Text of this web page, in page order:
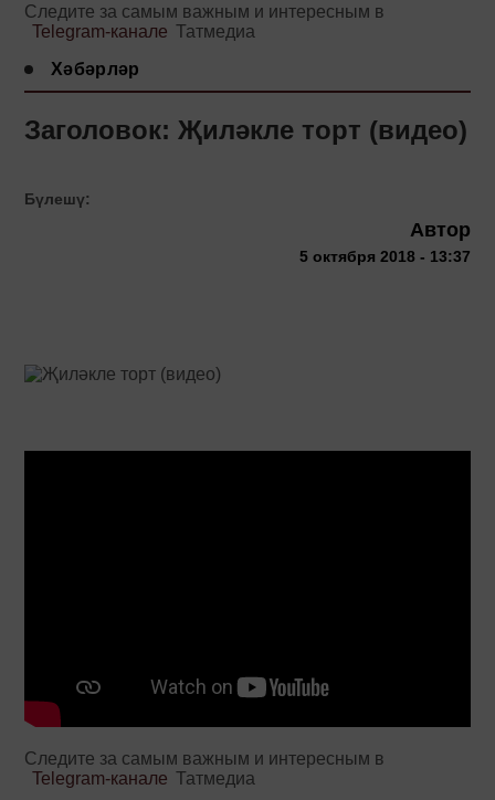
Следите за самым важным и интересным в
Telegram-канале Татмедиа
Хәбәрләр
Заголовок: Җиләкле торт (видео)
Бүлешү:
Автор
5 октября 2018 - 13:37
Следите за самым важным и интересным в
Telegram-канале Татмедиа